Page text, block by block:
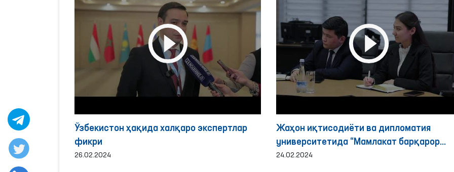
Ўзбекистон ҳақида халқаро экспертлар
фикри
26.02.2024
Жаҳон иқтисодиёти ва дипломатия
университетида “Мамлакат барқарор
ривожланишида инсон ҳуқуқларининг
24.02.2024